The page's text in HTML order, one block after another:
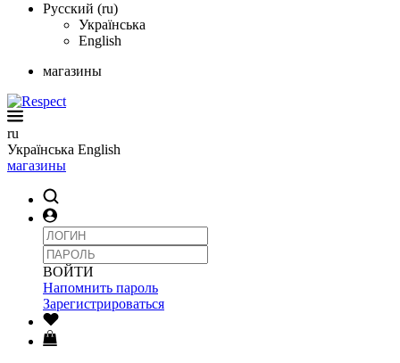
Русский (ru)
Українська
English
магазины
ru
Українська English
магазины
ВОЙТИ
Напомнить пароль
Зарегистрироваться